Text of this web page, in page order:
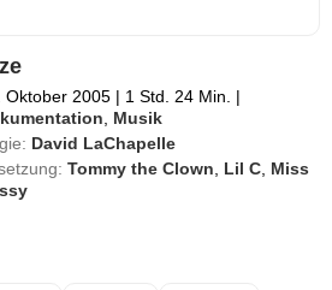
Oktober 2005 | 1 Std. 24 Min. |
Musik
David LaChapelle
Tommy the Clown Lil C Miss